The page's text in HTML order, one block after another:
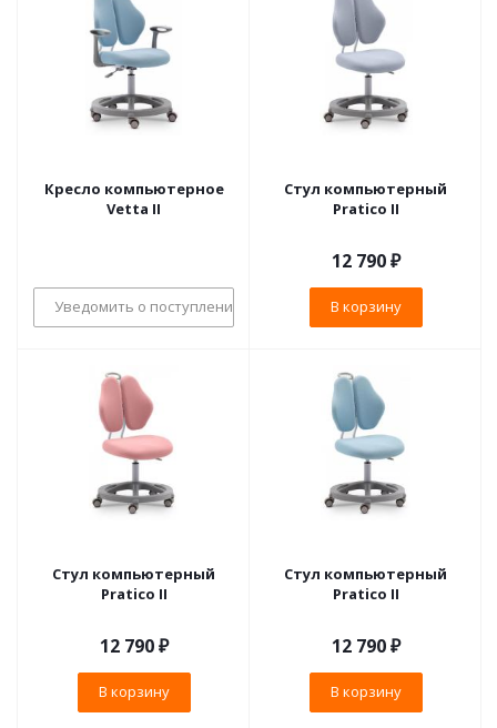
Кресло компьютерное
Vetta II
Уведомить о поступлении
Стул компьютерный
Pratico II
12 790₽
В корзину
Стул компьютерный
Pratico II
12 790₽
В корзину
Стул компьютерный
Pratico II
12 790₽
В корзину